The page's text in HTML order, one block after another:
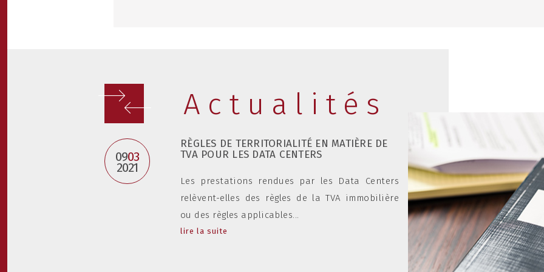
Actualités
0903
2021
RÈGLES DE TERRITORIALITÉ EN MATIÈRE DE
TVA POUR LES DATA CENTERS
Les prestations rendues par les Data Centers
relèvent-elles des règles de la TVA immobilière
ou des règles applicables...
lire la suite
2021
COMMENT
PROPRES ?
ÉLÉMENTS
La
comptable
sa valeur...
lire la suite